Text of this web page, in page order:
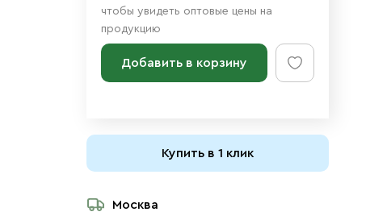
чтобы увидеть оптовые цены на
продукцию
Добавить в корзину
Купить в 1 клик
Москва